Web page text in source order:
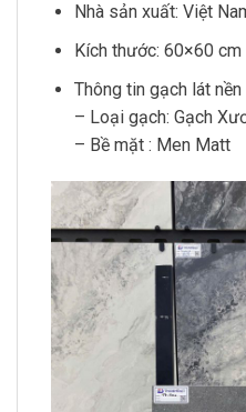
Nhà sản xuất: Việt
Kích thước: 60×60 cm
Thông tin gạch lát nền
– Loại gạch: Gạch
– Bề mặt : Men Matt